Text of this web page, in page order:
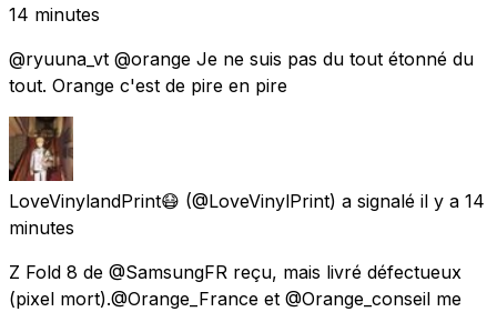
14 minutes
@ryuuna_vt @orange Je ne suis pas du tout étonné du
tout. Orange c'est de pire en pire
LoveVinylandPrint😷 (@LoveVinylPrint) a signalé il y a 14
minutes
Z Fold 8 de @SamsungFR reçu, mais livré défectueux
(pixel mort). ​@Orange_France et @Orange_conseil me